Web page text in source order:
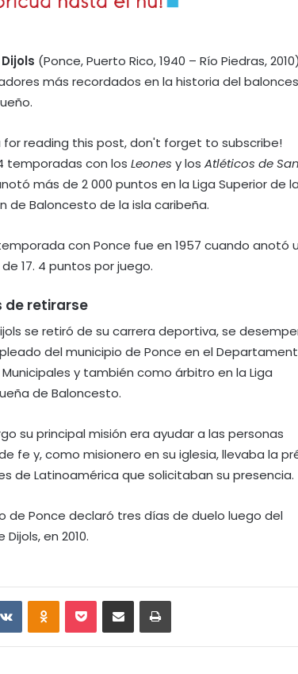
(Ponce, Puerto Rico, 1940 – Río Piedras,
más recordados en la historia del
for reading this post, don't forget to subscribe!
temporadas con losLeones y losAtléticos de San
más de 2 000 puntos en la Liga Superior de
de Baloncesto de la isla caribeña.
con Ponce fue en 1957 cuando anotó
17. 4 puntos por juego.
de retirarse
se retiró de su carrera deportiva, se
del municipio de Ponce en el
Municipales y también como árbitro en la Liga
de Baloncesto.
su principal misión era ayudar a las personas
fe y, como misionero en su iglesia, llevaba la
de Latinoamérica que solicitaban su presencia.
de Ponce declaró tres días de duelo luego del
en 2010.
VKontakteOdnoklassniki
PocketShare via Email Print